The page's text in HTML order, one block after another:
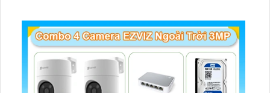
cần giám sát ngoài trời